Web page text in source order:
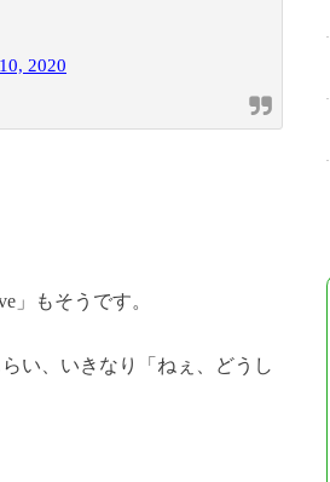
2020
」もそうです。
い、いきなり「ねぇ、どうし